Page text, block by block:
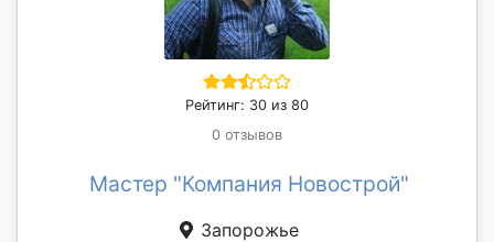
Рейтинг: 30 из 80
0 отзывов
Мастер "Компания Новострой"
Запорожье